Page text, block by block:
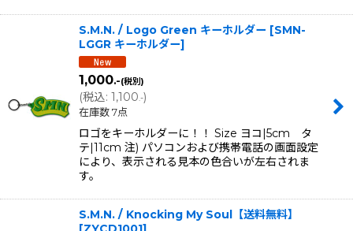
S.M.N. / Logo Green キーホルダー [SMN-
LGGR キーホルダー]
1,000.-(税別)
(税込: 1,100.-)
在庫数 7点
ロゴをキーホルダーに！！ Size ヨコ|5cm タ
テ|11cm 注) パソコンおよび携帯電話の画面設定
により、表示される見本の色合いが左右されま
す。
S.M.N. / Knocking My Soul【送料無料】